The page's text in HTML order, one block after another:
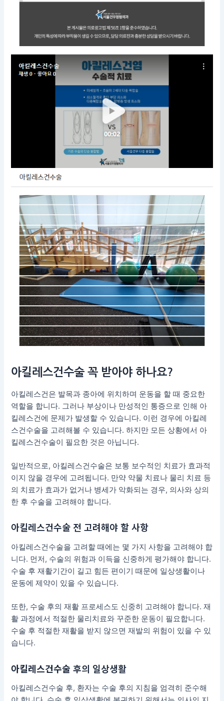
아킬레스건수술 꼭 받아야 하나요?
아킬레스건은 발목과 종아에 위치하며 운동을 할 때 중요한
역할을 합니다. 그러나 부상이나 만성적인 통증으로 인해 아
킬레스건에 문제가 발생할 수 있습니다. 이런 경우에 아킬레
스건수술을 고려해볼 수 있습니다. 하지만 모든 상황에서 아
킬레스건수술이 필요한 것은 아닙니다.
일반적으로, 아킬레스건수술은 보통 보수적인 치료가 효과적
이지 않을 경우에 고려됩니다. 만약 약물 치료나 물리 치료 등
의 치료가 효과가 없거나 병세가 악화되는 경우, 의사와 상의
한 후 수술을 고려해야 합니다.
아킬레스건수술 전 고려해야 할 사항
아킬레스건수술을 고려할 때에는 몇 가지 사항을 고려해야 합
니다. 먼저, 수술의 위험과 이득을 신중하게 평가해야 합니다.
수술 후 재활기간이 길고 힘든 편이기 때문에 일상생활이나
운동에 제약이 있을 수 있습니다.
또한, 수술 후의 재활 프로세스도 신중히 고려해야 합니다. 재
활 과정에서 적절한 물리치료와 꾸준한 운동이 필요합니다.
수술 후 적절한 재활을 받지 않으면 재발의 위험이 있을 수 있
습니다.
아킬레스건수술 후의 일상생활
아킬레스건수술 후, 환자는 수술 후의 지침을 엄격히 준수해